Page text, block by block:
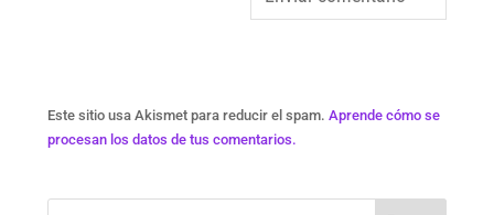
Este sitio usa Akismet para reducir el spam. Aprende cómo se
procesan los datos de tus comentarios.